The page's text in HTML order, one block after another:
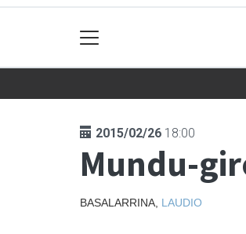
2015/02/26 18:00
Mundu-
BASALARRINA, LAUDIO